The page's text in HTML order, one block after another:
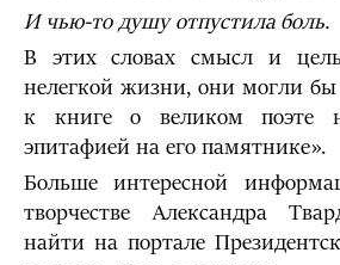
И чью-то душу отпустила боль.
В этих словах смысл и
нелегкой жизни, они могли бы
к книге о великом поэте
эпитафией на его памятнике».
Больше интересной
творчестве Александра
найти на портале